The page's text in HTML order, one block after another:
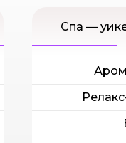
Спа —